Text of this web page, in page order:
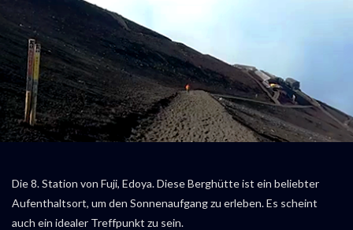
Die 8. Station von Fuji, Edoya. Diese Berghütte ist ein beliebter
Aufenthaltsort, um den Sonnenaufgang zu erleben. Es scheint
auch ein idealer Treffpunkt zu sein.